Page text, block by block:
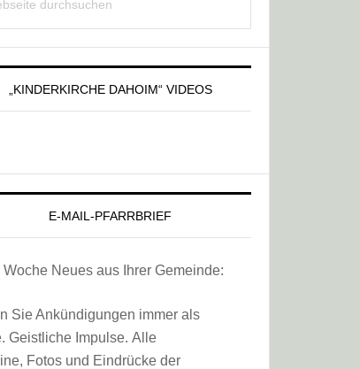
„KINDERKIRCHE DAHOIM“ VIDEOS
E-MAIL-PFARRBRIEF
Woche Neues aus Ihrer Gemeinde:
Sie Ankündigungen immer als
Geistliche Impulse. Alle
Fotos und Eindrücke der